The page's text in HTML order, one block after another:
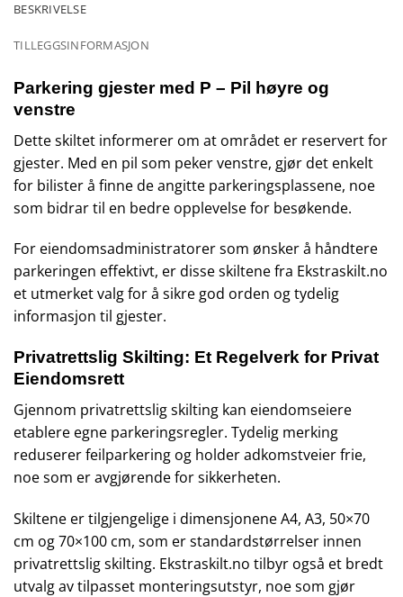
BESKRIVELSE
TILLEGGSINFORMASJON
Parkering gjester med P – Pil høyre og
venstre
Dette skiltet informerer om at området er reservert for
gjester. Med en pil som peker venstre, gjør det enkelt
for bilister å finne de angitte parkeringsplassene, noe
som bidrar til en bedre opplevelse for besøkende.
For eiendomsadministratorer som ønsker å håndtere
parkeringen effektivt, er disse skiltene fra Ekstraskilt.no
et utmerket valg for å sikre god orden og tydelig
informasjon til gjester.
Privatrettslig Skilting: Et Regelverk for Privat
Eiendomsrett
Gjennom privatrettslig skilting kan eiendomseiere
etablere egne parkeringsregler. Tydelig merking
reduserer feilparkering og holder adkomstveier frie,
noe som er avgjørende for sikkerheten.
Skiltene er tilgjengelige i dimensjonene A4, A3, 50×70
cm og 70×100 cm, som er standardstørrelser innen
privatrettslig skilting. Ekstraskilt.no tilbyr også et bredt
utvalg av tilpasset monteringsutstyr, noe som gjør